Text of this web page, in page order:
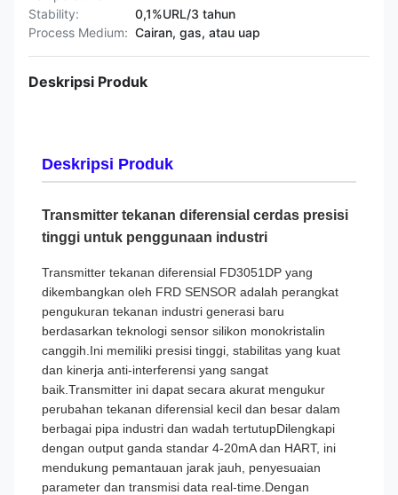
Stability:
0,1%URL/3 tahun
Process Medium: Cairan, gas, atau uap
Deskripsi Produk
Deskripsi Produk
Transmitter tekanan diferensial cerdas presisi
tinggi untuk penggunaan industri
Transmitter tekanan diferensial FD3051DP yang
dikembangkan oleh FRD SENSOR adalah perangkat
pengukuran tekanan industri generasi baru
berdasarkan teknologi sensor silikon monokristalin
canggih.Ini memiliki presisi tinggi, stabilitas yang kuat
dan kinerja anti-interferensi yang sangat
baik.Transmitter ini dapat secara akurat mengukur
perubahan tekanan diferensial kecil dan besar dalam
berbagai pipa industri dan wadah tertutupDilengkapi
dengan output ganda standar 4-20mA dan HART, ini
mendukung pemantauan jarak jauh, penyesuaian
parameter dan transmisi data real-time.Dengan